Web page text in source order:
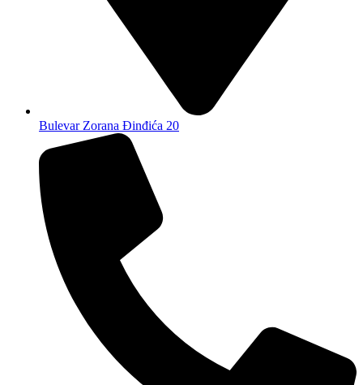
Bulevar Zorana Đinđića 20